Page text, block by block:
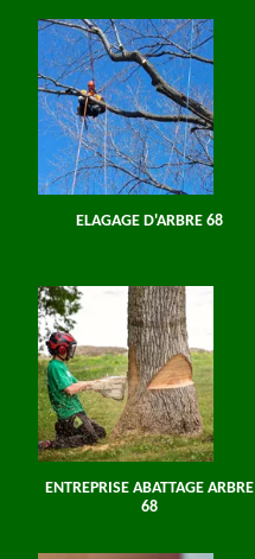
ELAGAGE D'ARBRE 68
ENTREPRISE ABATTAGE ARBRE
68